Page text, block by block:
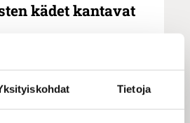
Tietoja
kädet kantavat
kantavat meitä. Alussa
hautaan, yhdestä